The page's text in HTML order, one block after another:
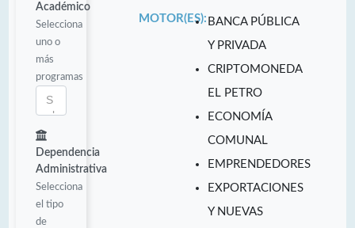
Académico
Selecciona
uno o
más
programas
Dependencia
Administrativa
Selecciona
el tipo
de
MOTOR(ES): BANCA PÚBLICA
Y PRIVADA
CRIPTOMONEDA
EL PETRO
ECONOMÍA
COMUNAL
EMPRENDEDORES
EXPORTACIONES
Y NUEVAS